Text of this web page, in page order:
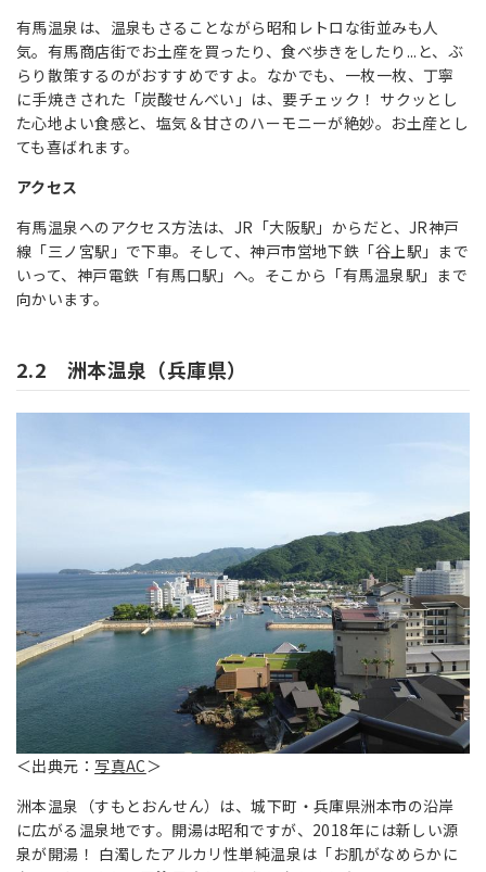
有馬温泉は、温泉もさることながら昭和レトロな街並みも人
気。有馬商店街でお土産を買ったり、食べ歩きをしたり...と、ぶ
らり散策するのがおすすめですよ。なかでも、一枚一枚、丁寧
に手焼きされた「炭酸せんべい」は、要チェック！ サクッとし
た心地よい食感と、塩気＆甘さのハーモニーが絶妙。お土産とし
ても喜ばれます。
アクセス
有馬温泉へのアクセス方法は、JR「大阪駅」からだと、JR神戸
線「三ノ宮駅」で下車。そして、神戸市営地下鉄「谷上駅」まで
いって、神戸電鉄「有馬口駅」へ。そこから「有馬温泉駅」まで
向かいます。
2.2 洲本温泉（兵庫県）
＜出典元： 写真AC＞
洲本温泉（すもとおんせん）は、城下町・兵庫県洲本市の沿岸
に広がる温泉地です。開湯は昭和ですが、2018年には新しい源
泉が開湯！ 白濁したアルカリ性単純温泉は「お肌がなめらかに